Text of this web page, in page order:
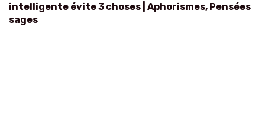
intelligente évite 3 choses | Aphorismes, Pensées
sages